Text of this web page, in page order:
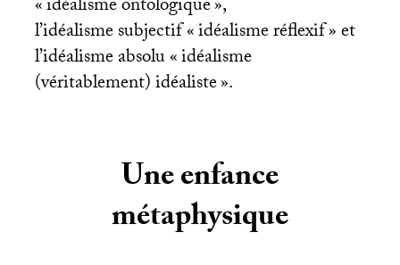
«idéalisme ontologique»,
l’idéalisme subjectif «idéalisme réflexif» et
l’idéalisme absolu «idéalisme
(véritablement) idéaliste».
Une enfance
métaphysique